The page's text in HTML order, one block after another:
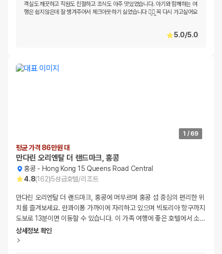
객실도 깨끗하고 직원도 친절하고 조식도 아주 맛있었습니다. 아기와 함께하는 여
행은 쉽지않은데 잘 챙겨주어서 체크아웃하기 싫었습니다 ㅎ̤̮ㅎ̤̫ 꼭 다시 가고싶어요
5.0/5.0
1 / 69
평균 가격 86만원 대
만다린 오리엔탈 더 랜드마크, 홍콩
홍콩- Hong Kong 15 Queens Road Central
4.8(162)5성급호텔/리조트
만다린 오리엔탈 더 랜드마크, 홍콩에 머무르며 홍콩 섬 중심의 편리한 위
치를 즐겨보세요. 란콰이퐁 가까이에 자리하고 있으며 빅토리아 항구까지
도보로 13분이면 이동할 수 있습니다. 이 가족 여행에 좋은 호텔에서 소…
상세정보 확인